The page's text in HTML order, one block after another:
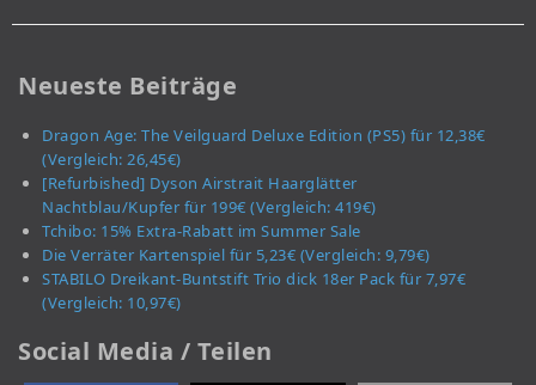
Neueste Beiträge
Dragon Age: The Veilguard Deluxe Edition (PS5) für 12,38€
(Vergleich: 26,45€)
[Refurbished] Dyson Airstrait Haarglätter
Nachtblau/Kupfer für 199€ (Vergleich: 419€)
Tchibo: 15% Extra-Rabatt im Summer Sale
Die Verräter Kartenspiel für 5,23€ (Vergleich: 9,79€)
STABILO Dreikant-Buntstift Trio dick 18er Pack für 7,97€
(Vergleich: 10,97€)
Social Media / Teilen